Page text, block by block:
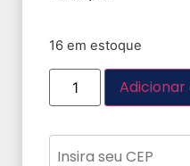
16 em estoque